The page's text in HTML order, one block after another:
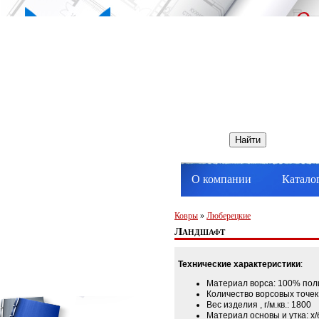
О компании
Ковры » Люберецкие
Ландшафт
Технические характеристики:
Материал ворса: 100%
Количество ворсовых
Вес изделия , г/м.кв.: 1800
Материал основы и утка: